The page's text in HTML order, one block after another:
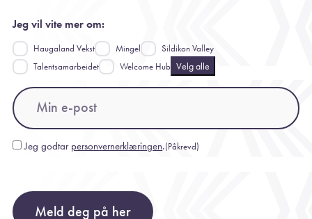
Jeg vil vite mer om:
Haugaland Vekst Mingel
Sildikon Valley
Talentsamarbeidet
Welcome Hub Velg alle
Email
Consent(Påkrevd)
Jeg godtar personvernerklæringen.(Påkrevd)
Meld deg på her